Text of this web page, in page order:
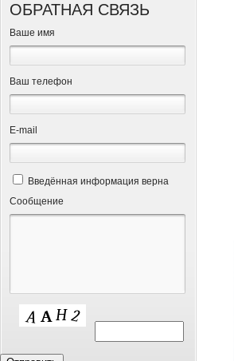
ОБРАТНАЯ СВЯЗЬ
Ваше имя
Ваш телефон
Е-mail
Введённая информация верна
Сообщение